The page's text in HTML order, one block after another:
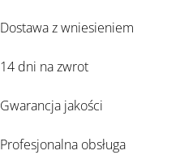
Dostawa z wniesieniem
14 dni na zwrot
Gwarancja jakości
Profesjonalna obsługa